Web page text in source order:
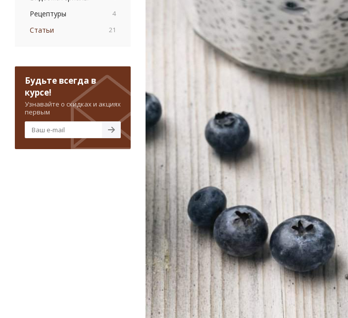
Рецептуры 4
Статьи 21
Будьте всегда в
курсе!
Узнавайте о скидках и акциях
первым